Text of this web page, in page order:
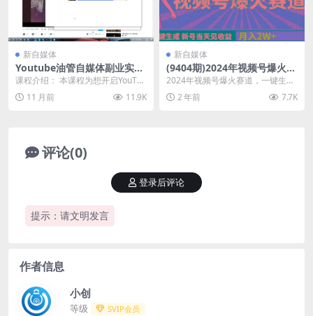
新自媒体
Youtube油管自媒体副业实操
课
课程介绍： 本课程为想开启YouTub
e自媒体副业的人群量身打造，从基
础到变现全...
11 月前 11.9K
新自媒体
(9404期)2024年视频号爆火赛
道，一键生成，新号当天见收
益，月入20000+
2024年视频号爆火赛道，一键生
成，新号当天见收益，月入20000+
想必大家应...
2 年前 7.7K
评论(0)
提示：请文明发言
登录后评论
作者信息
小创
等级 SVIP会员